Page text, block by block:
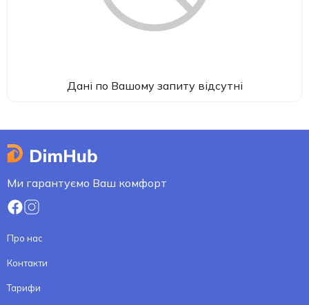
Дані по Вашому запиту відсутні
Ми гарантуємо Ваш комфорт
Про нас
Контакти
Тарифи